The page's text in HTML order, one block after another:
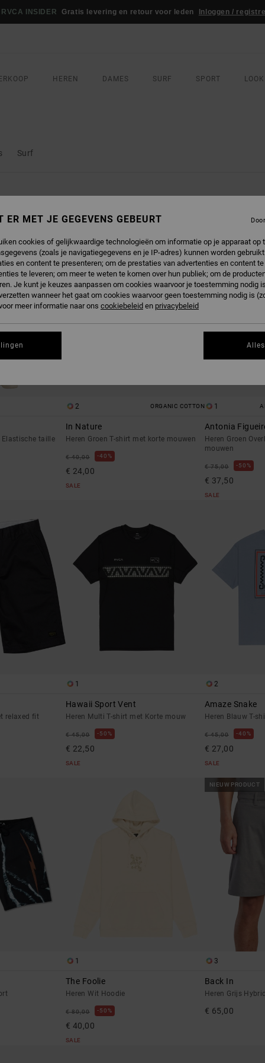
WEDSTRIJD Win je RVCA-sportoutfit
HEREN DAMES SURF SPORT
Surf
Elastische taille
2 ORGANIC COTTON
In Nature
Heren Groen T-shirt met korte mouwen
€ 40,00 40%
€ 24,00
SALE
1
Antonia
Heren Groen
mouwen
€ 75,00 50%
€ 37,50
SALE
relaxed fit
1
Hawaii Sport Vent
Heren Multi T-shirt met Korte mouw
€ 45,00 50%
€ 22,50
SALE
2
Amaze Snake
Heren Blauw T-
€ 45,00 40%
€ 27,00
SALE
1
The Foolie
Heren Wit Hoodie
€ 80,00 50%
€ 40,00
SALE
NIEUW PRODUCT
3
Back In
Heren Grijs
€ 65,00
ER MET JE GEGEVENS GEBEURT
cookies of gelijkwaardige technologieën om informatie op je apparaat op
(zoals je navigatiegegevens en je IP-adres) kunnen worden
en content te presenteren; om de prestaties van advertenties en content
te leveren; om meer te weten te komen over hun publiek; om de
Je kunt je keuzes aanpassen om cookies waarvoor je toestemming nodig
wanneer het gaat om cookies waarvoor geen toestemming nodig is
meer informatie naar ons cookiebeleid en privacybeleid